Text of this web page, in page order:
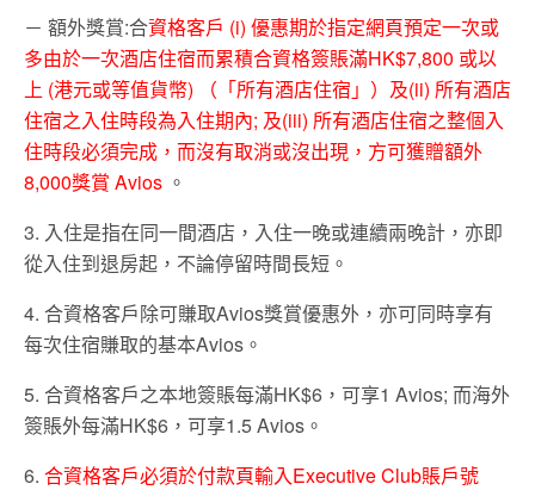
－ 額外獎賞:合資格客戶 (i) 優惠期於指定網頁預定一次或
多由於一次酒店住宿而累積合資格簽賬滿HK$7,800 或以
上 (港元或等值貨幣) （「所有酒店住宿」）及(ii) 所有酒店
住宿之入住時段為入住期內; 及(iii) 所有酒店住宿之整個入
住時段必須完成，而沒有取消或沒出現，方可獲贈額外
8,000獎賞 Avios 。
3. 入住是指在同一間酒店，入住一晚或連續兩晚計，亦即
從入住到退房起，不論停留時間長短。
4. 合資格客戶除可賺取Avios獎賞優惠外，亦可同時享有
每次住宿賺取的基本Avios。
5. 合資格客戶之本地簽賬每滿HK$6，可享1 Avios; 而海外
簽賬外每滿HK$6，可享1.5 Avios。
6. 合資格客戶必須於付款頁輸入Executive Club賬戶號